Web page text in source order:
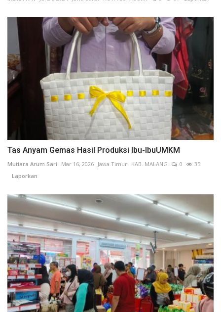
Tas Anyam Gemas Hasil Produksi Ibu-IbuUMKM
Mutiara Arum Sari Mar 16, 2026 Jawa Timur KAB. MALANG 0
35
Laporkan